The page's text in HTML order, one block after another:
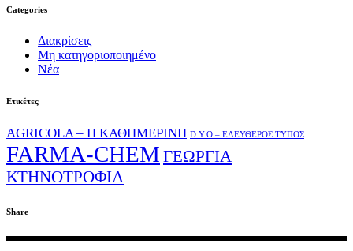
Categories
Διακρίσεις
Μη κατηγοριοποιημένο
Νέα
Ετικέτες
AGRICOLA – Η ΚΑΘΗΜΕΡΙΝΗ D.Y.O – ΕΛΕΥΘΕΡΟΣ ΤΥΠΟΣ
FARMA-CHEM ΓΕΩΡΓΙΑ
ΚΤΗΝΟΤΡΟΦΙΑ
Share